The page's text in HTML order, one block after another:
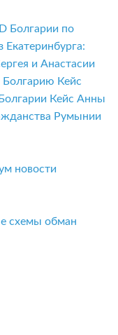
Болгарии по
и Анастасии
Болгарию Кейс
Кейс Анны
Румынии
новости
схемы обман